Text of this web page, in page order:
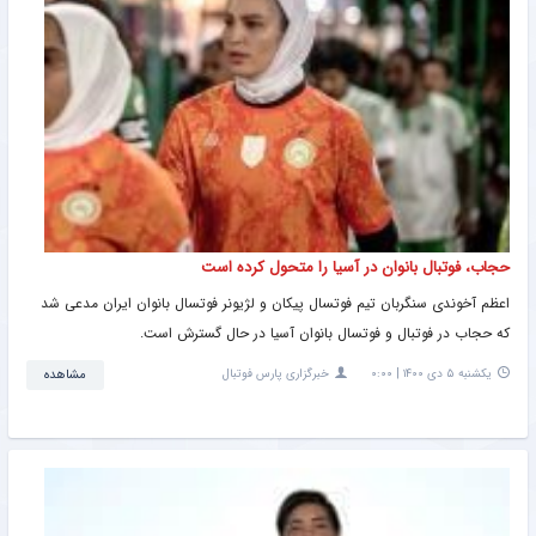
حجاب، فوتبال بانوان در آسیا را متحول کرده است
اعظم آخوندی سنگربان تیم فوتسال پیکان و لژیونر فوتسال بانوان ایران مدعی شد
که حجاب در فوتبال و فوتسال بانوان آسیا در حال گسترش است.
یکشنبه ۵ دی ۱۴۰۰ | ۰:۰۰ خبرگزاری پارس فوتبال مشاهده